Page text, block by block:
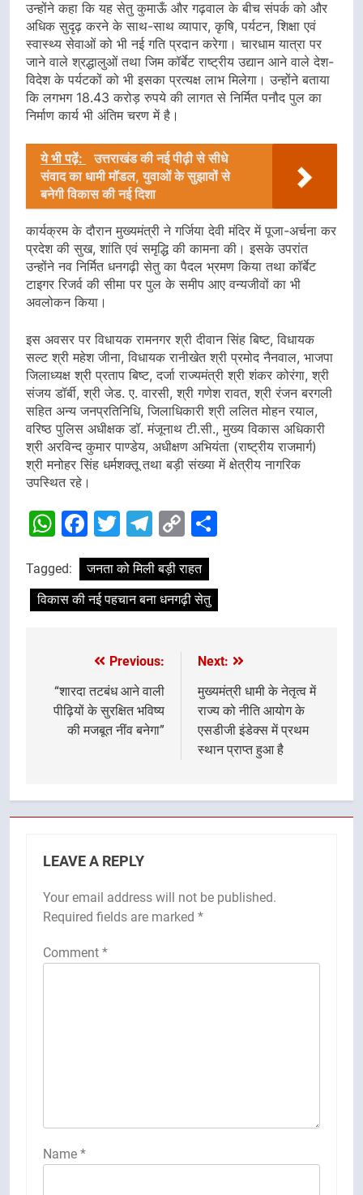
उन्होंने कहा कि यह सेतु कुमाऊँ और गढ़वाल के बीच संपर्क को और
अधिक सुदृढ़ करने के साथ-साथ व्यापार, कृषि, पर्यटन, शिक्षा एवं
स्वास्थ्य सेवाओं को भी नई गति प्रदान करेगा। चारधाम यात्रा पर
जाने वाले श्रद्धालुओं तथा जिम कॉर्बेट राष्ट्रीय उद्यान आने वाले देश-
विदेश के पर्यटकों को भी इसका प्रत्यक्ष लाभ मिलेगा। उन्होंने बताया
कि लगभग 18.43 करोड़ रुपये की लागत से निर्मित पनौद पुल का
निर्माण कार्य भी अंतिम चरण में है।
ये भी पढ़ें:
उत्तराखंड की नई पीढ़ी से सीधे
संवाद का धामी मॉडल, युवाओं के सुझावों से
बनेगी विकास की नई दिशा
कार्यक्रम के दौरान मुख्यमंत्री ने गर्जिया देवी मंदिर में पूजा-अर्चना कर
प्रदेश की सुख, शांति एवं समृद्धि की कामना की। इसके उपरांत
उन्होंने नव निर्मित धनगढ़ी सेतु का पैदल भ्रमण किया तथा कॉर्बेट
टाइगर रिजर्व की सीमा पर पुल के समीप आए वन्यजीवों का भी
अवलोकन किया।
इस अवसर पर विधायक रामनगर श्री दीवान सिंह बिष्ट, विधायक
सल्ट श्री महेश जीना, विधायक रानीखेत श्री प्रमोद नैनवाल, भाजपा
जिलाध्यक्ष श्री प्रताप बिष्ट, दर्जा राज्यमंत्री श्री शंकर कोरंगा, श्री
संजय डॉर्बी, श्री जेड. ए. वारसी, श्री गणेश रावत, श्री रंजन बरगली
सहित अन्य जनप्रतिनिधि, जिलाधिकारी श्री ललित मोहन रयाल,
वरिष्ठ पुलिस अधीक्षक डॉ. मंजूनाथ टी.सी., मुख्य विकास अधिकारी
श्री अरविन्द कुमार पाण्डेय, अधीक्षण अभियंता (राष्ट्रीय राजमार्ग)
श्री मनोहर सिंह धर्मशक्तू तथा बड़ी संख्या में क्षेत्रीय नागरिक
उपस्थित रहे।
WhatsApp
Facebook
Twitter
Telegram
Copy
Tagged:
जनता को मिली बड़ी राहत
विकास की नई पहचान बना धनगढ़ी सेतु
navigation
Previous:
“शारदा तटबंध आने वाली
पीढ़ियों के सुरक्षित भविष्य
की मजबूत नींव बनेगा”
Next:
मुख्यमंत्री धामी के नेतृत्व में
राज्य को नीति आयोग के
एसडीजी इंडेक्स में प्रथम
स्थान प्राप्त हुआ है
LEAVE A REPLY
Your email address will not be published.
Required fields are marked *
Comment *
Name *